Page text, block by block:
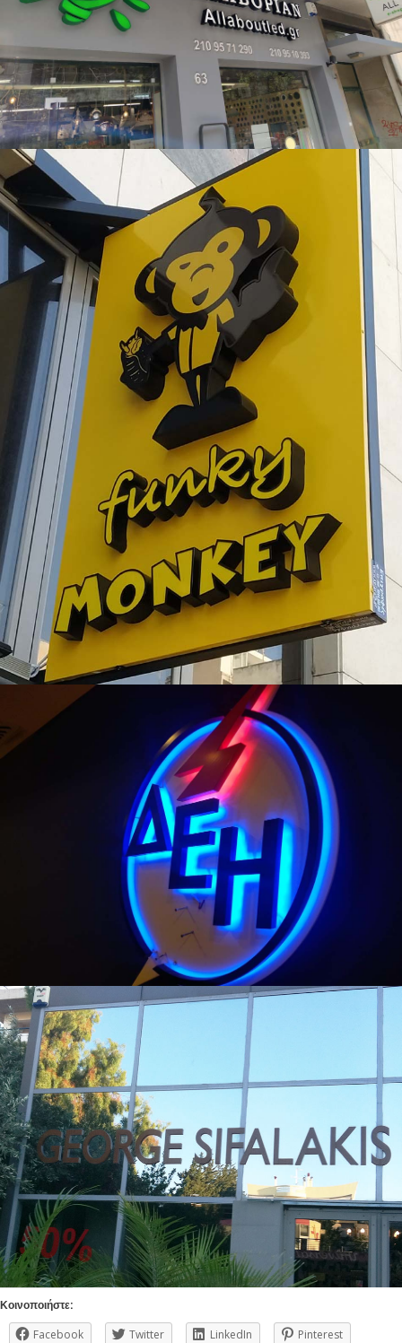
Κοινοποιήστε:
Facebook Twitter LinkedIn
Pinterest